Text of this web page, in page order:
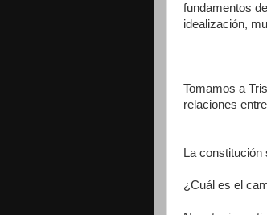
fundamentos
idealización,
Tomamos a
relaciones
La
¿Cuál es el